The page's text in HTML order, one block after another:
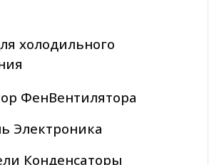
холодильного
ФенВентилятора
Электроника
Конденсаторы